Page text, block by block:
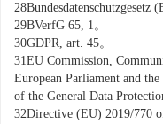
28Bundesdatenschutzgesetz
29BVerfG 65, 1。
30GDPR, art. 45。
31EU Commission,
European Parliament and
of the General Data
32Directive (EU) 2019/770